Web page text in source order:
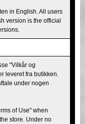
Osaka
in English. All users
version is the official
"Vilkår og
leveret fra butikken.
under nogen
of Use" when
store. Under no